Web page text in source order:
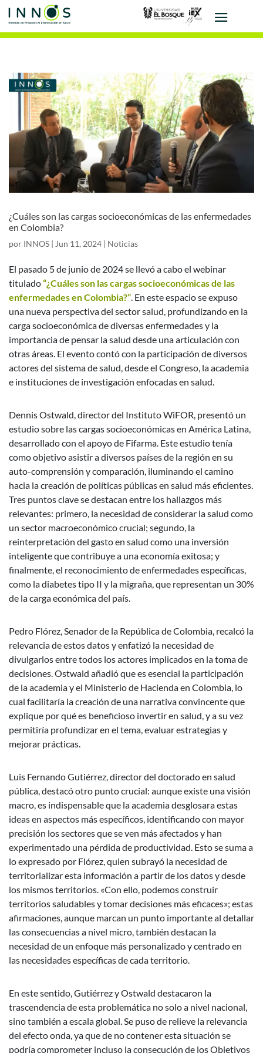
¿Cuáles son las cargas socioeconómicas de las enfermedades
en Colombia?
por INNOS | Jun 11, 2024 | Noticias
El pasado 5 de junio de 2024 se llevó a cabo el webinar
titulado“¿Cuáles son las cargas socioeconómicas de las
enfermedades en Colombia?” . En este espacio se expuso
una nueva perspectiva del sector salud, profundizando en la
carga socioeconómica de diversas enfermedades y la
importancia de pensar la salud desde una articulación con
otras áreas. El evento contó con la participación de diversos
actores del sistema de salud, desde el Congreso, la academia
e instituciones de investigación enfocadas en salud.
Dennis Ostwald, director del Instituto WiFOR, presentó un
estudio sobre las cargas socioeconómicas en América Latina,
desarrollado con el apoyo de Fifarma. Este estudio tenía
como objetivo asistir a diversos países de la región en su
auto-comprensión y comparación, iluminando el camino
hacia la creación de políticas públicas en salud más eficientes.
Tres puntos clave se destacan entre los hallazgos más
relevantes: primero, la necesidad de considerar la salud como
un sector macroeconómico crucial; segundo, la
reinterpretación del gasto en salud como una inversión
inteligente que contribuye a una economía exitosa; y
finalmente, el reconocimiento de enfermedades específicas,
como la diabetes tipo II y la migraña, que representan un 30%
de la carga económica del país.
Pedro Flórez, Senador de la República de Colombia, recalcó la
relevancia de estos datos y enfatizó la necesidad de
divulgarlos entre todos los actores implicados en la toma de
decisiones. Ostwald añadió que es esencial la participación
de la academia y el Ministerio de Hacienda en Colombia, lo
cual facilitaría la creación de una narrativa convincente que
explique por qué es beneficioso invertir en salud, y a su vez
permitiría profundizar en el tema, evaluar estrategias y
mejorar prácticas.
Luis Fernando Gutiérrez, director del doctorado en salud
pública, destacó otro punto crucial: aunque existe una visión
macro, es indispensable que la academia desglosara estas
ideas en aspectos más específicos, identificando con mayor
precisión los sectores que se ven más afectados y han
experimentado una pérdida de productividad. Esto se suma a
lo expresado por Flórez, quien subrayó la necesidad de
territorializar esta información a partir de los datos y desde
los mismos territorios. «Con ello, podemos construir
territorios saludables y tomar decisiones más eficaces»; estas
afirmaciones, aunque marcan un punto importante al detallar
las consecuencias a nivel micro, también destacan la
necesidad de un enfoque más personalizado y centrado en
las necesidades específicas de cada territorio.
En este sentido, Gutiérrez y Ostwald destacaron la
trascendencia de esta problemática no solo a nivel nacional,
sino también a escala global. Se puso de relieve la relevancia
del efecto onda, ya que de no contener esta situación se
podría comprometer incluso la consecución de los Objetivos